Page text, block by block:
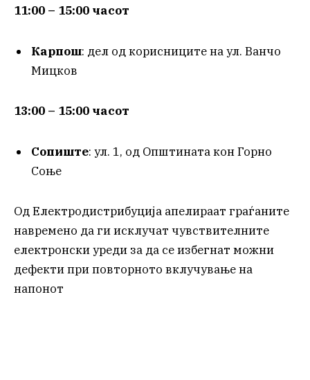
11:00 – 15:00 часот
Карпош: дел од корисниците на ул. Ванчо
Мицков
13:00 – 15:00 часот
Сопиште: ул. 1, од Општината кон Горно
Соње
Од Електродистрибуција апелираат граѓаните
навремено да ги исклучат чувствителните
електронски уреди за да се избегнат можни
дефекти при повторното вклучување на
напонот